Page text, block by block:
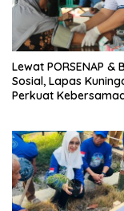
Lewat PORSENAP &
Sosial, Lapas
Perkuat